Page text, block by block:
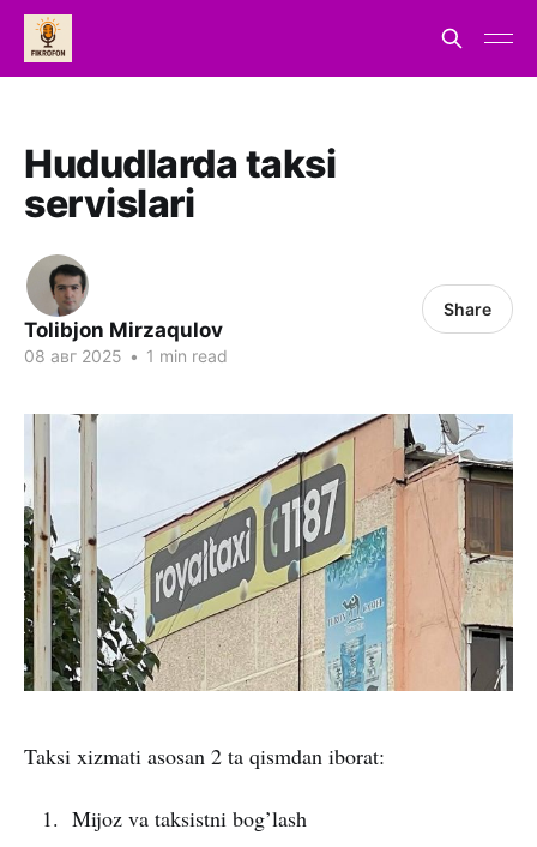
Hududlarda taksi
servislari
Tolibjon Mirzaqulov
08 авг 2025 • 1 min read
Share
Taksi xizmati asosan 2 ta qismdan iborat:
Mijoz va taksistni bog’lash